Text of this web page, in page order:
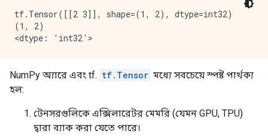
tf.Tensor([[2 3]], shape=(1, 2), dtype=int32)
(1, 2)
NumPy অ্যারে এবং tf. tf.Tensor মধ্যে সবচেয়ে স্পষ্ট পার্থক্য
হল:
টেনসরগুলিকে এক্সিলারেটর মেমরি (যেমন GPU, TPU)
দ্বারা ব্যাক করা যেতে পারে।